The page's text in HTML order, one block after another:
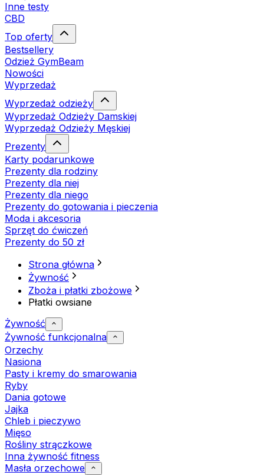
Inne testy
CBD
Top oferty
Bestsellery
Odzież GymBeam
Nowości
Wyprzedaż
Wyprzedaż odzieży
Wyprzedaż Odzieży Damskiej
Wyprzedaż Odzieży Męskiej
Prezenty
Karty podarunkowe
Prezenty dla rodziny
Prezenty dla niej
Prezenty dla niego
Prezenty do gotowania i pieczenia
Moda i akcesoria
Sprzęt do ćwiczeń
Prezenty do 50 zł
Strona główna
Żywność
Zboża i płatki zbożowe
Płatki owsiane
Żywność
Żywność funkcjonalna
Orzechy
Nasiona
Pasty i kremy do smarowania
Ryby
Dania gotowe
Jajka
Chleb i pieczywo
Mięso
Rośliny strączkowe
Inna żywność fitness
Masła orzechowe